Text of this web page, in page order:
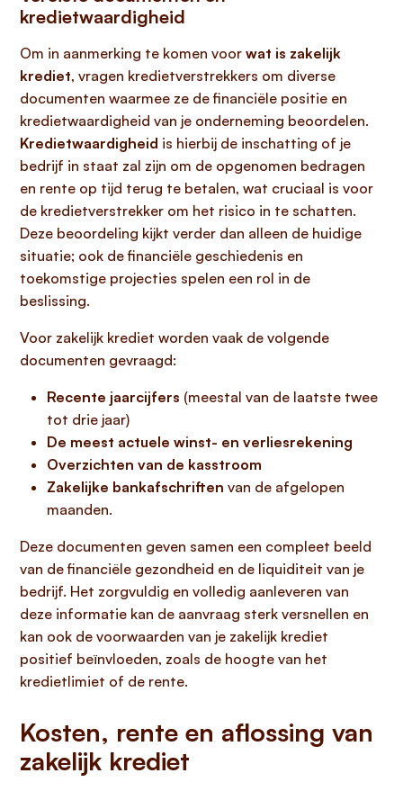
kredietwaardigheid
Om in aanmerking te komen voor wat is zakelijk
krediet, vragen kredietverstrekkers om diverse
documenten waarmee ze de financiële positie en
kredietwaardigheid van je onderneming beoordelen.
Kredietwaardigheid is hierbij de inschatting of je
bedrijf in staat zal zijn om de opgenomen bedragen
en rente op tijd terug te betalen, wat cruciaal is voor
de kredietverstrekker om het risico in te schatten.
Deze beoordeling kijkt verder dan alleen de huidige
situatie; ook de financiële geschiedenis en
toekomstige projecties spelen een rol in de
beslissing.
Voor zakelijk krediet worden vaak de volgende
documenten gevraagd:
Recente jaarcijfers (meestal van de laatste twee
tot drie jaar)
De meest actuele winst- en verliesrekening
Overzichten van de kasstroom
Zakelijke bankafschriften van de afgelopen
maanden.
Deze documenten geven samen een compleet beeld
van de financiële gezondheid en de liquiditeit van je
bedrijf. Het zorgvuldig en volledig aanleveren van
deze informatie kan de aanvraag sterk versnellen en
kan ook de voorwaarden van je zakelijk krediet
positief beïnvloeden, zoals de hoogte van het
kredietlimiet of de rente.
Kosten, rente en aflossing van
zakelijk krediet